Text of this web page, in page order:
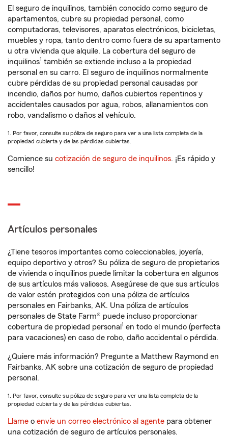
El seguro de inquilinos, también conocido como seguro de
apartamentos, cubre su propiedad personal, como
computadoras, televisores, aparatos electrónicos, bicicletas,
muebles y ropa, tanto dentro como fuera de su apartamento
u otra vivienda que alquile. La cobertura del seguro de
inquilinos1 también se extiende incluso a la propiedad
personal en su carro. El seguro de inquilinos normalmente
cubre pérdidas de su propiedad personal causadas por
incendio, daños por humo, daños cubiertos repentinos y
accidentales causados por agua, robos, allanamientos con
robo, vandalismo o daños al vehículo.
1. Por favor, consulte su póliza de seguro para ver a una lista completa de la
propiedad cubierta y de las pérdidas cubiertas.
Comience su cotización de seguro de inquilinos. ¡Es rápido y
sencillo!
Artículos personales
¿Tiene tesoros importantes como coleccionables, joyería,
equipo deportivo y otros? Su póliza de seguro de propietarios
de vivienda o inquilinos puede limitar la cobertura en algunos
de sus artículos más valiosos. Asegúrese de que sus artículos
de valor estén protegidos con una póliza de artículos
personales en Fairbanks, AK. Una póliza de artículos
personales de State Farm® puede incluso proporcionar
cobertura de propiedad personal 1 en todo el mundo (perfecta
para vacaciones) en caso de robo, daño accidental o pérdida.
¿Quiere más información? Pregunte a Matthew Raymond en
Fairbanks, AK sobre una cotización de seguro de propiedad
personal.
1. Por favor, consulte su póliza de seguro para ver una lista completa de la
propiedad cubierta y de las pérdidas cubiertas.
Llame o envíe un correo electrónico al agente para obtener
una cotización de seguro de artículos personales.